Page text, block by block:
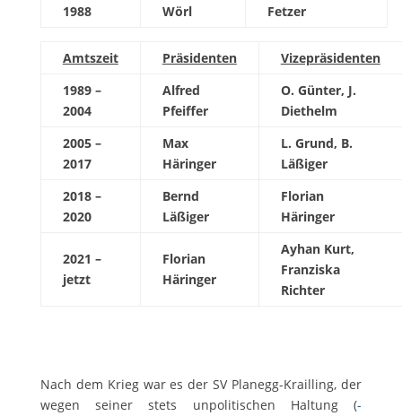
1988
Wörl
Fetzer
Amtszeit Präsidenten
Vizepräsidenten
1989 –
2004
Alfred
Pfeiffer
O. Günter, J.
Diethelm
2005 –
2017
Max
Häringer
L. Grund, B.
Läßiger
2018 –
2020
Bernd
Läßiger
Florian
Häringer
2021 –
jetzt
Florian
Häringer
Ayhan Kurt,
Franziska
Richter
Nach dem Krieg war es der SV Planegg-Krailling, der
wegen seiner stets unpolitischen Haltung (-